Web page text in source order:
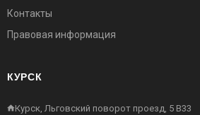
Контакты
Правовая информация
КУРСК
Курск, Льговский поворот проезд, 5 В33